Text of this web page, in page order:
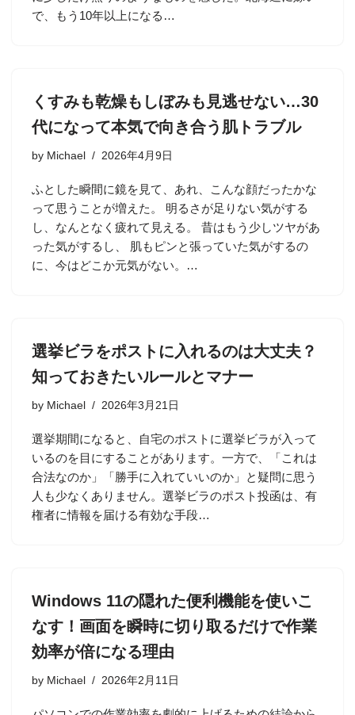
で、もう10年以上になる…
くすみも乾燥もしぼみも見逃せない…30
代になって本気で向き合う肌トラブル
by Michael 2026年4月9日
ふとした瞬間に鏡を見て、あれ、こんな顔だったかな
って思うことが増えた。 明るさが足りない気がする
し、なんとなく疲れて見える。 昔はもう少しツヤがあ
った気がするし、 肌もピンと張っていた気がするの
に、今はどこか元気がない。…
選挙ビラをポストに入れるのは大丈夫？
知っておきたいルールとマナー
by Michael 2026年3月21日
選挙期間になると、自宅のポストに選挙ビラが入って
いるのを目にすることがあります。一方で、「これは
合法なのか」「勝手に入れていいのか」と疑問に思う
人も少なくありません。選挙ビラのポスト投函は、有
権者に情報を届ける有効な手段…
Windows 11の隠れた便利機能を使いこ
なす！画面を瞬時に切り取るだけで作業
効率が倍になる理由
by Michael 2026年2月11日